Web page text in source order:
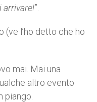
”.
(ve l’ho detto che ho
mai. Mai una
altro evento
piango.